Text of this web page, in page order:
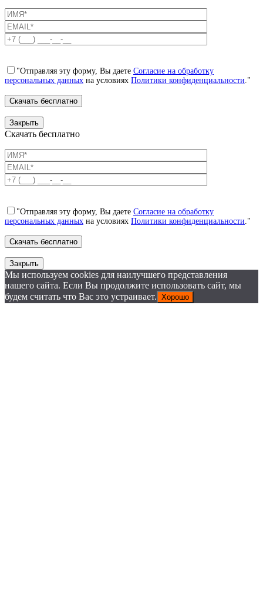
"Отправляя эту форму, Вы даете Согласие на обработку
персональных данных на условиях Политики конфиденциальности ."
Закрыть
Скачать бесплатно
"Отправляя эту форму, Вы даете Согласие на обработку
персональных данных на условиях Политики конфиденциальности ."
Закрыть
Мы используем cookies для наилучшего представления
нашего сайта. Если Вы продолжите использовать сайт, мы
будем считать что Вас это устраивает. Хорошо